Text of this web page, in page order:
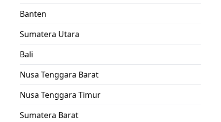
Banten
Sumatera Utara
Bali
Nusa Tenggara Barat
Nusa Tenggara Timur
Sumatera Barat